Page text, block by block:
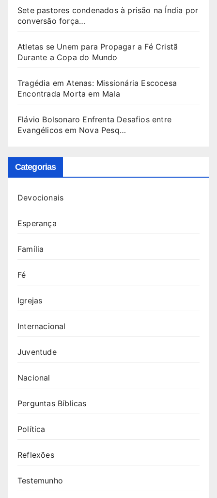
Sete pastores condenados à prisão na Índia por
conversão força…
Atletas se Unem para Propagar a Fé Cristã
Durante a Copa do Mundo
Tragédia em Atenas: Missionária Escocesa
Encontrada Morta em Mala
Flávio Bolsonaro Enfrenta Desafios entre
Evangélicos em Nova Pesq…
Categorias
Devocionais
Esperança
Família
Fé
Igrejas
Internacional
Juventude
Nacional
Perguntas Bíblicas
Política
Reflexões
Testemunho